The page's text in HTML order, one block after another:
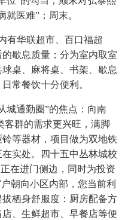
医难”；周末。
华联超市、百口福超
歇息质量；分为室内取室
桌、麻将桌、书架、歇息
常餐饮十分便利。
通勤圈”的焦点：向南
客群的需求更兴旺，满脚
等器材，项目做为双地铁
实处。四十五中丛林城校
在进门侧边，同时为投资
朝向小区内部，您当前利
栖身舒服度：厨房配备方
、生鲜超市、早餐店等便